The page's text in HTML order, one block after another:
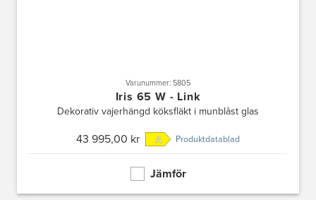
Varunummer: 5805
Iris 65 W - Link
Dekorativ vajerhängd köksfläkt i munblåst glas
43 995,00 kr Produktdatablad
Jämför